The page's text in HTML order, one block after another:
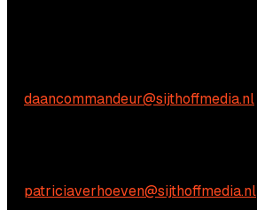
daancommandeur@sijthoffmedia.nl
patriciaverhoeven@sijthoffmedia.nl